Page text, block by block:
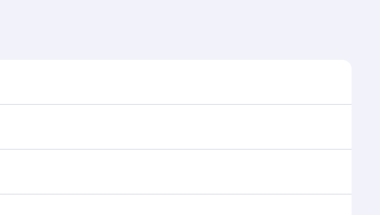
trouver les horaires et la fréquence des vols.
via Doha, avec des correspondances fluides et